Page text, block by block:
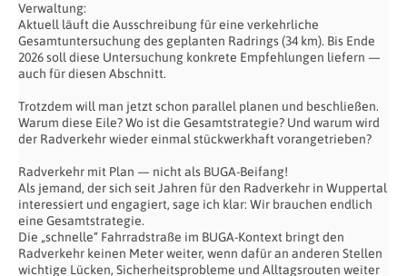
Verwaltung:
Aktuell läuft die Ausschreibung für eine verkehrliche
Gesamtuntersuchung des geplanten Radrings (34 km). Bis Ende
2026 soll diese Untersuchung konkrete Empfehlungen liefern —
auch für diesen Abschnitt.
Trotzdem will man jetzt schon parallel planen und beschließen.
Warum diese Eile? Wo ist die Gesamtstrategie? Und warum wird
der Radverkehr wieder einmal stückwerkhaft vorangetrieben?
Radverkehr mit Plan — nicht als BUGA-Beifang!
Als jemand, der sich seit Jahren für den Radverkehr in Wuppertal
interessiert und engagiert, sage ich klar: Wir brauchen endlich
eine Gesamtstrategie.
Die „schnelle“ Fahrradstraße im BUGA-Kontext bringt den
Radverkehr keinen Meter weiter, wenn dafür an anderen Stellen
wichtige Lücken, Sicherheitsprobleme und Alltagsrouten weiter